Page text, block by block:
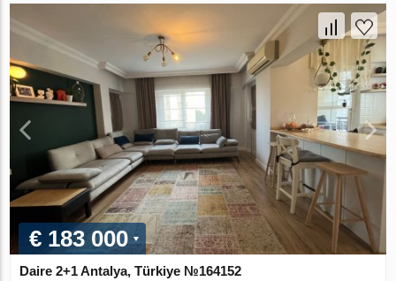
€ 183 000
Daire 2+1 Antalya, Türkiye №164152